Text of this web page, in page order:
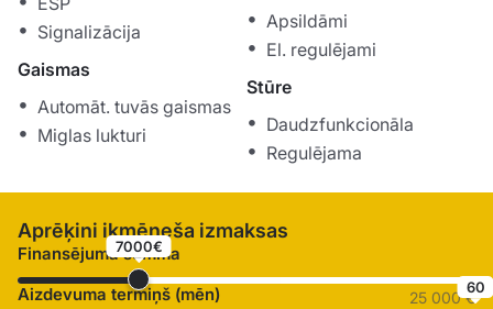
Signalizācija
Gaismas
Automāt. tuvās gaismas
Miglas lukturi
Apsildāmi
El. regulējami
Stūre
Daudzfunkcionāla
Regulējama
Aprēķini ikmēneša izmaksas
Finansējuma summa
7000€
25 000 €
Aizdevuma termiņš (mēn) 60